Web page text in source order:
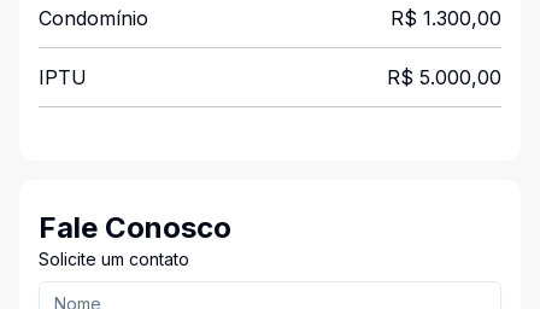
Condomínio R$ 1.300,00
IPTU R$ 5.000,00
Fale Conosco
Solicite um contato